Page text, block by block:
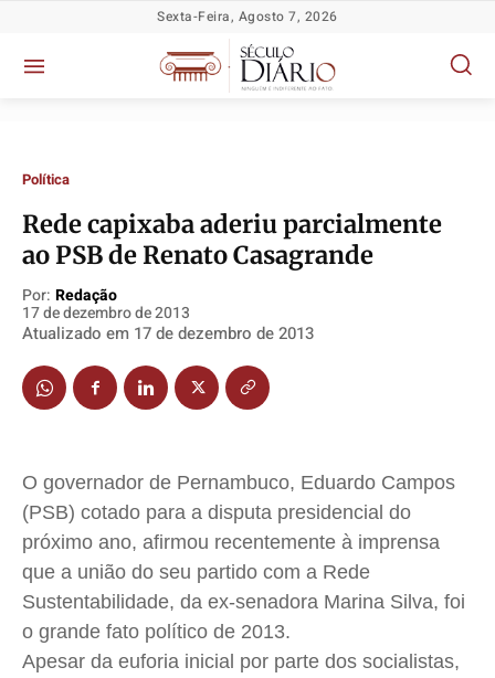
Política
TV Século
Educação
Segurança
Saúde
Cidades
Direitos
Economia
Política
TV Século
Educação
Segurança
Saúde
Cidades
Direitos
Economia
Política
TV Século
Educação
Segurança
Saúde
Cidades
Direitos
Economia
Política
TV Século
Educação
Segurança
Saúde
Cidades
Direitos
Economia
Sexta-Feira, Agosto 7, 2026
Política
Rede capixaba aderiu parcialmente
ao PSB de Renato Casagrande
Por: Redação
17 de dezembro de 2013
Atualizado em 17 de dezembro de 2013
O governador de Pernambuco, Eduardo Campos
(PSB) cotado para a disputa presidencial do
próximo ano, afirmou recentemente à imprensa
que a união do seu partido com a Rede
Sustentabilidade, da ex-senadora Marina Silva, foi
o grande fato político de 2013.
Apesar da euforia inicial por parte dos socialistas,